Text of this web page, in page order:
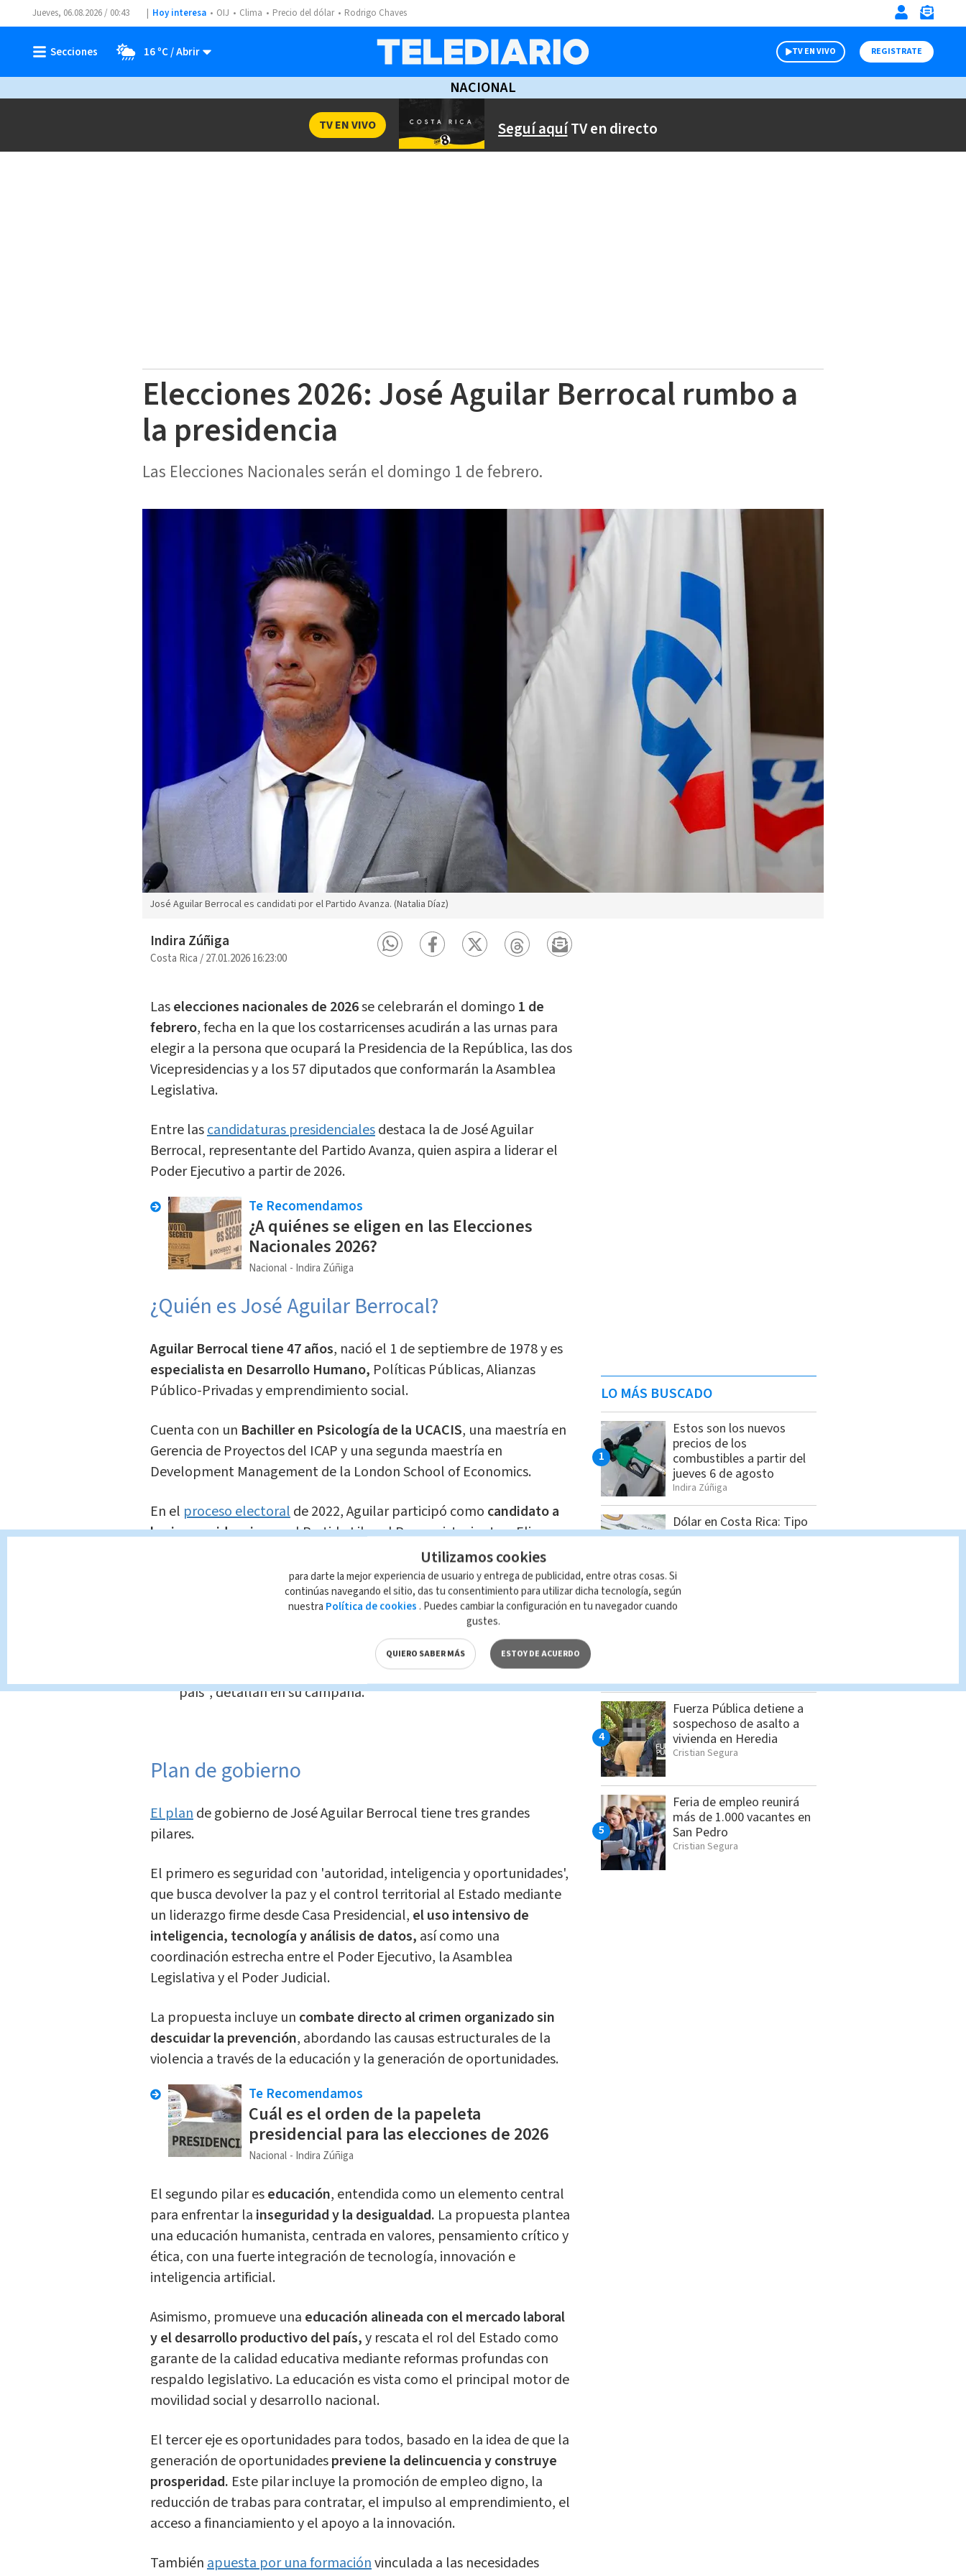
Jueves, 06.08.2026 / 00:43 Hoy interesa OIJ Clima Precio del dólar Rodrigo Chaves
16 ºC TV EN VIVO REGISTRATE
NACIONAL
Seguí aquíTV en directo
TV EN VIVO
Elecciones 2026: José Aguilar Berrocal rumbo a
la presidencia
Las Elecciones Nacionales serán el domingo 1 de febrero.
José Aguilar Berrocal es candidati por el Partido Avanza. (Natalia Díaz)
Indira Zúñiga
Costa Rica/27.01.2026 16:23:00
Laselecciones nacionales de 2026se celebrarán el domingo 1 de
febrero, fecha en la que los costarricenses acudirán a las urnas para
elegir a la persona que ocupará la Presidencia de la República, las dos
Vicepresidencias y a los 57 diputados que conformarán la Asamblea
Legislativa.
Entre lascandidaturas presidencialesdestaca la de José Aguilar
Berrocal, representante del Partido Avanza, quien aspira a liderar el
Poder Ejecutivo a partir de 2026.
Te Recomendamos
¿A quiénes se eligen en las Elecciones
Nacionales 2026?
Nacional Indira Zúñiga
¿Quién es José Aguilar Berrocal?
Aguilar Berrocal tiene 47 años, nació el 1 de septiembre de 1978 y es
especialista en Desarrollo Humano, Políticas Públicas, Alianzas
Público-Privadas y emprendimiento social.
Cuenta con un Bachiller en Psicología de la UCACIS, una maestría en
Gerencia de Proyectos del ICAP y una segunda maestría en
Development Management de la London School of Economics.
En el proceso electoralde 2022, Aguilar participó como candidato a
la vicepresidenciapor el Partido Liberal Progresista, junto a Eli
"Su visión política está profundamente influenciada por su
experiencia trabajando y conociendo de primera mano la
realidad de la llamada “otra Costa Rica”, marcada por una
severa desigualdad de oportunidades y sus consecuencias
en personas, familias, comunidades y regiones enteras del
país", detallan en su campaña.
Plan de gobierno
El plande gobierno de José Aguilar Berrocal tiene tres grandes
pilares.
El primero es seguridad con 'autoridad, inteligencia y oportunidades',
que busca devolver la paz y el control territorial al Estado mediante
un liderazgo firme desde Casa Presidencial, el uso intensivo de
inteligencia, tecnología y análisis de datos, así como una
coordinación estrecha entre el Poder Ejecutivo, la Asamblea
Legislativa y el Poder Judicial.
La propuesta incluye un combate directo al crimen organizado sin
descuidar la prevención, abordando las causas estructurales de la
violencia a través de la educación y la generación de oportunidades.
Te Recomendamos
Cuál es el orden de la papeleta
presidencial para las elecciones de 2026
Nacional Indira Zúñiga
El segundo pilar eseducación, entendida como un elemento central
para enfrentar la inseguridad y la desigualdad. La propuesta plantea
una educación humanista, centrada en valores, pensamiento crítico y
ética, con una fuerte integración de tecnología, innovación e
inteligencia artificial.
Asimismo, promueve una educación alineada con el mercado laboral
y el desarrollo productivo del país,y rescata el rol del Estado como
garante de la calidad educativa mediante reformas profundas con
respaldo legislativo. La educación es vista como el principal motor de
movilidad social y desarrollo nacional.
El tercer eje es oportunidades para todos, basado en la idea de que la
generación de oportunidadespreviene la delincuencia y construye
prosperidad. Este pilar incluye la promoción de empleo digno, la
reducción de trabas para contratar, el impulso al emprendimiento, el
acceso a financiamiento y el apoyo a la innovación.
Tambiénapuesta por una formaciónvinculada a las necesidades
LO MÁS BUSCADO
Estos son los nuevos
precios de los
combustibles a partir del
jueves 6 de agosto
Indira Zúñiga
Dólar en Costa Rica: Tipo
de cambio para este
Araya tilda a Laura
Fuerza Pública detiene a
sospechoso de asalto a
vivienda en Heredia
Cristian Segura
Feria de empleo reunirá
más de 1.000 vacantes en
San Pedro
Cristian Segura
Utilizamos cookies
para darte la mejor experiencia de usuario y entrega de publicidad, entre otras cosas. Si
continúas navegando el sitio, das tu consentimiento para utilizar dicha tecnología, según
nuestra Política de cookies . Puedes cambiar la configuración en tu navegador cuando
gustes.
QUIERO SABER MÁS ESTOY DE ACUERDO